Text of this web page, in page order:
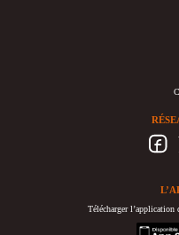
Télécharger
appstore